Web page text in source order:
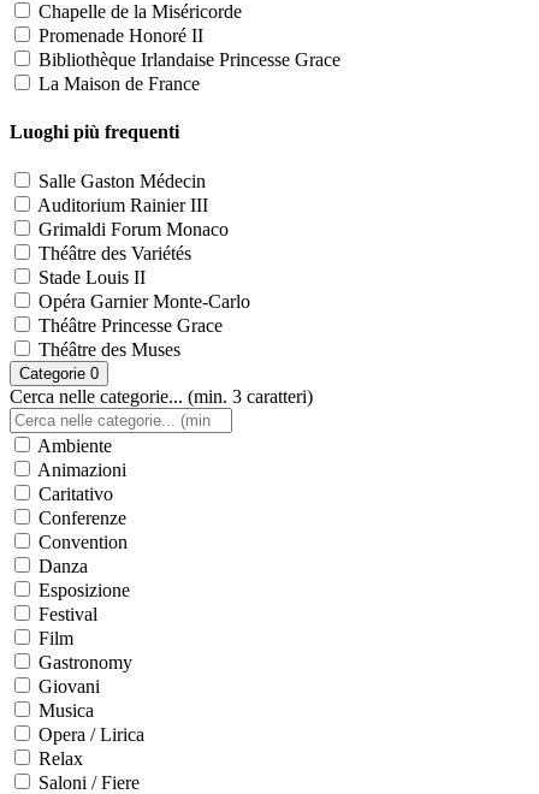
Chapelle de la Miséricorde
Promenade Honoré II
Bibliothèque Irlandaise Princesse Grace
La Maison de France
Luoghi più frequenti
Salle Gaston Médecin
Auditorium Rainier III
Grimaldi Forum Monaco
Théâtre des Variétés
Stade Louis II
Opéra Garnier Monte-Carlo
Théâtre Princesse Grace
Théâtre des Muses
Categorie 0
Cerca nelle categorie... (min. 3 caratteri)
Ambiente
Animazioni
Caritativo
Conferenze
Convention
Danza
Esposizione
Festival
Film
Gastronomy
Giovani
Musica
Opera / Lirica
Relax
Saloni / Fiere